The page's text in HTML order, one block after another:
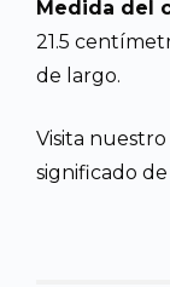
Medida del
21.5
de largo.
Visita nuestro
significado